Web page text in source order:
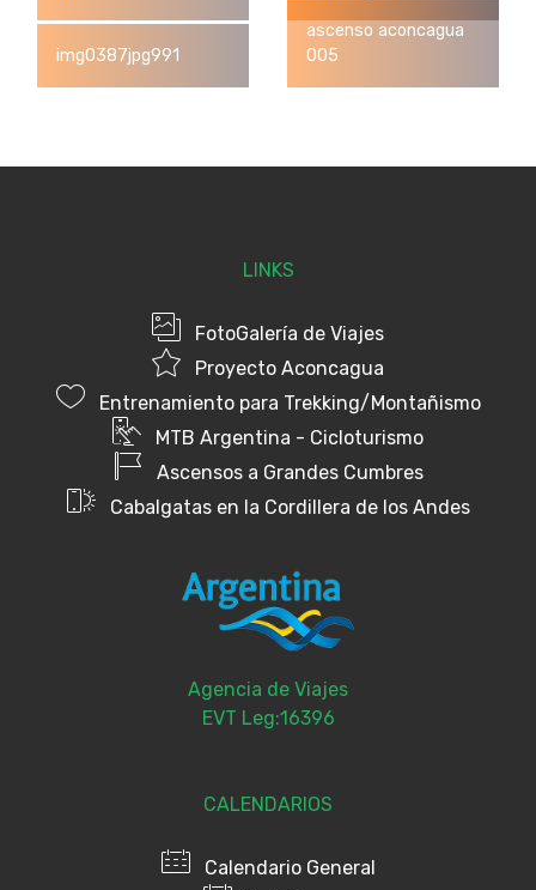
img0387jpg991
ascenso aconcagua
005
LINKS
FotoGalería de Viajes
Proyecto Aconcagua
Entrenamiento para Trekking/Montañismo
MTB Argentina - Cicloturismo
Ascensos a Grandes Cumbres
Cabalgatas en la Cordillera de los Andes
Agencia de Viajes
EVT Leg:16396
CALENDARIOS
Calendario General